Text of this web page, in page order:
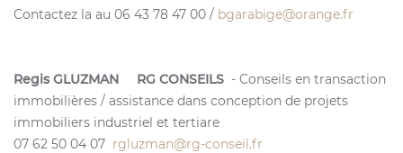
Contactez la au 06 43 78 47 00 / bgarabige@orange.fr
Regis GLUZMAN RG CONSEILS - Conseils en transaction
immobilières / assistance dans conception de projets
immobiliers industriel et tertiare
07 62 50 04 07 rgluzman@rg-conseil.fr